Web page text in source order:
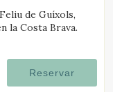
de Guíxols,
la Costa Brava.
Reservar